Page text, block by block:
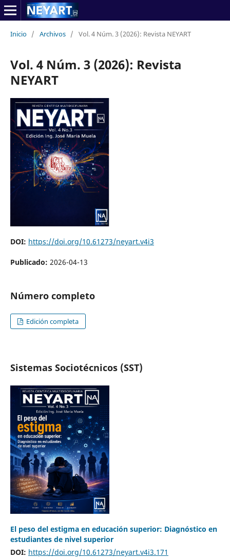
Inicio / Archivos / Vol. 4 Núm. 3 (2026): Revista NEYART
Vol. 4 Núm. 3 (2026): Revista
NEYART
DOI: https://doi.org/10.61273/neyart.v4i3
Publicado: 2026-04-13
Número completo
Edición completa
Sistemas Sociotécnicos (SST)
El peso del estigma en educación superior: Diagnóstico en
estudiantes de nivel superior
DOI: https://doi.org/10.61273/neyart.v4i3.171